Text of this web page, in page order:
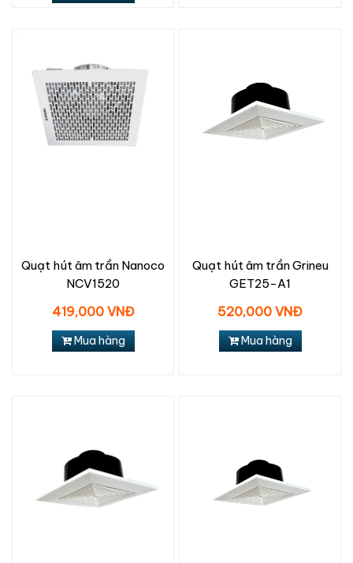
Quạt hút âm trần Nanoco
NCV1520
419,000 VNĐ
Mua hàng
Quạt hút âm trần Grineu
GET25-A1
520,000 VNĐ
Mua hàng